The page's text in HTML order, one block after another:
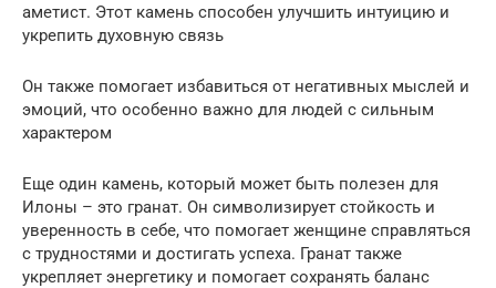
аметист. Этот камень способен улучшить интуицию и
укрепить духовную связь
Он также помогает избавиться от негативных мыслей и
эмоций, что особенно важно для людей с сильным
характером
Еще один камень, который может быть полезен для
Илоны – это гранат. Он символизирует стойкость и
уверенность в себе, что помогает женщине справляться
с трудностями и достигать успеха. Гранат также
укрепляет энергетику и помогает сохранять баланс